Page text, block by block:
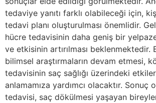
tedaviye yanıtı farklı olabileceği için,
tedavi planı oluşturulması önemlidir.
hücre tedavisinin daha geniş bir
ve etkisinin artırılması beklenmektedir.
bilimsel araştırmaların devam etmesi,
tedavisinin saç sağlığı üzerindeki
anlamamıza yardımcı olacaktır. Sonuç
tedavisi, saç dökülmesi yaşayan